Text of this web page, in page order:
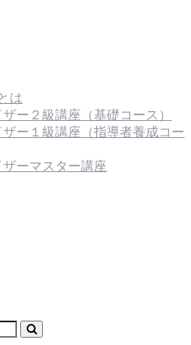
は
ー２級講座（基礎コース）
ー１級講座（指導者養成コー
ーマスター講座